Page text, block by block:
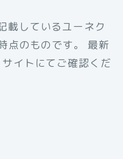
載しているユーネク
点のものです。 最新
イトにてご確認くだ